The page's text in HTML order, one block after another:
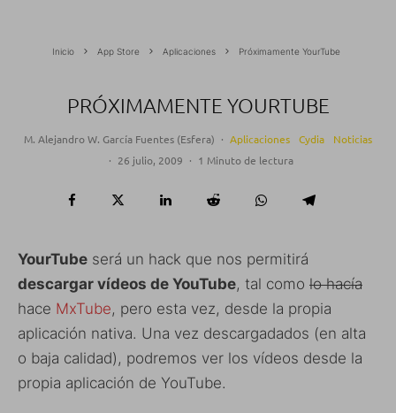
Inicio App Store Aplicaciones Próximamente YourTube
PRÓXIMAMENTE YOURTUBE
M. Alejandro W. García Fuentes (Esfera) · Aplicaciones Cydia
Noticias
· 26 julio, 2009 · 1 Minuto de lectura
YourTube será un hack que nos permitirá
descargar vídeos de YouTube, tal como lo hacía
hace MxTube, pero esta vez, desde la propia
aplicación nativa. Una vez descargadados (en alta
o baja calidad), podremos ver los vídeos desde la
propia aplicación de YouTube.